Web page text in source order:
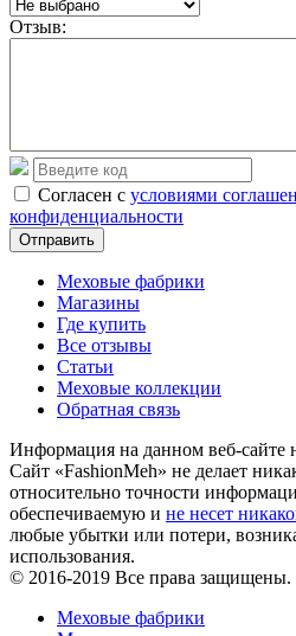
Отзыв:
Согласен с условиями
конфиденциальности
Отправить
Меховые фабрики
Магазины
Где купить
Все отзывы
Статьи
Меховые коллекции
Обратная связь
Информация на данном веб-сайте
Сайт «FashionMeh» не делает
относительно точности
обеспечиваемую и не несет
любые убытки или потери,
использования.
© 2016-2019 Все права защищены.
Меховые фабрики